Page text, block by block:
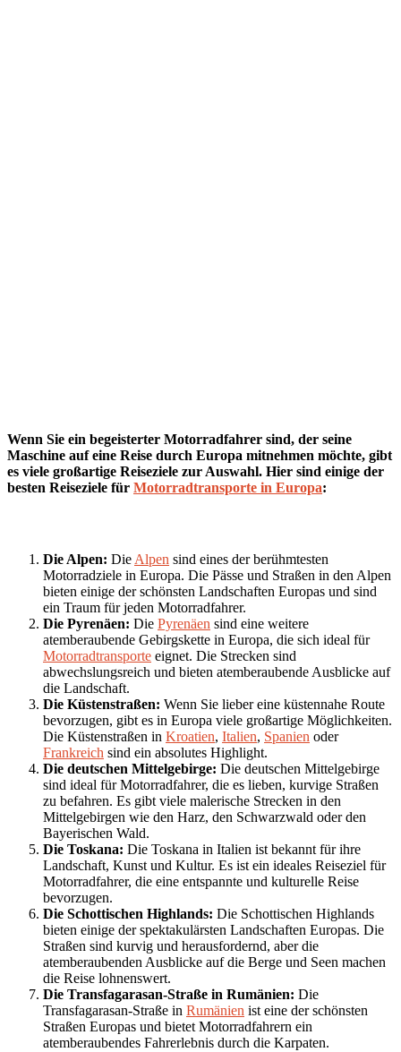
Wenn Sie ein begeisterter Motorradfahrer sind, der seine
Maschine auf eine Reise durch Europa mitnehmen möchte, gibt
es viele großartige Reiseziele zur Auswahl. Hier sind einige der
besten Reiseziele für Motorradtransporte in Europa:
Die Alpen: Die Alpen sind eines der berühmtesten
Motorradziele in Europa. Die Pässe und Straßen in den Alpen
bieten einige der schönsten Landschaften Europas und sind
ein Traum für jeden Motorradfahrer.
Die Pyrenäen: Die Pyrenäen sind eine weitere
atemberaubende Gebirgskette in Europa, die sich ideal für
Motorradtransporte eignet. Die Strecken sind
abwechslungsreich und bieten atemberaubende Ausblicke auf
die Landschaft.
Die Küstenstraßen: Wenn Sie lieber eine küstennahe Route
bevorzugen, gibt es in Europa viele großartige Möglichkeiten.
Die Küstenstraßen in Kroatien, Italien, Spanien oder
Frankreich sind ein absolutes Highlight.
Die deutschen Mittelgebirge: Die deutschen Mittelgebirge
sind ideal für Motorradfahrer, die es lieben, kurvige Straßen
zu befahren. Es gibt viele malerische Strecken in den
Mittelgebirgen wie den Harz, den Schwarzwald oder den
Bayerischen Wald.
Die Toskana: Die Toskana in Italien ist bekannt für ihre
Landschaft, Kunst und Kultur. Es ist ein ideales Reiseziel für
Motorradfahrer, die eine entspannte und kulturelle Reise
bevorzugen.
Die Schottischen Highlands: Die Schottischen Highlands
bieten einige der spektakulärsten Landschaften Europas. Die
Straßen sind kurvig und herausfordernd, aber die
atemberaubenden Ausblicke auf die Berge und Seen machen
die Reise lohnenswert.
Die Transfagarasan-Straße in Rumänien: Die
Transfagarasan-Straße in Rumänien ist eine der schönsten
Straßen Europas und bietet Motorradfahrern ein
atemberaubendes Fahrerlebnis durch die Karpaten.